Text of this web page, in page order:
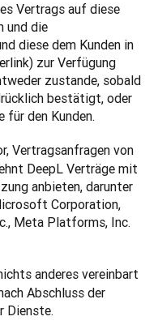
Vertrags auf diese
und die
diese dem Kunden in
zur Verfügung
zustande, sobald
bestätigt, oder
für den Kunden.
Vertragsanfragen von
DeepL Verträge mit
anbieten, darunter
Corporation,
Meta Platforms, Inc.
anderes vereinbart
Abschluss der
Dienste.